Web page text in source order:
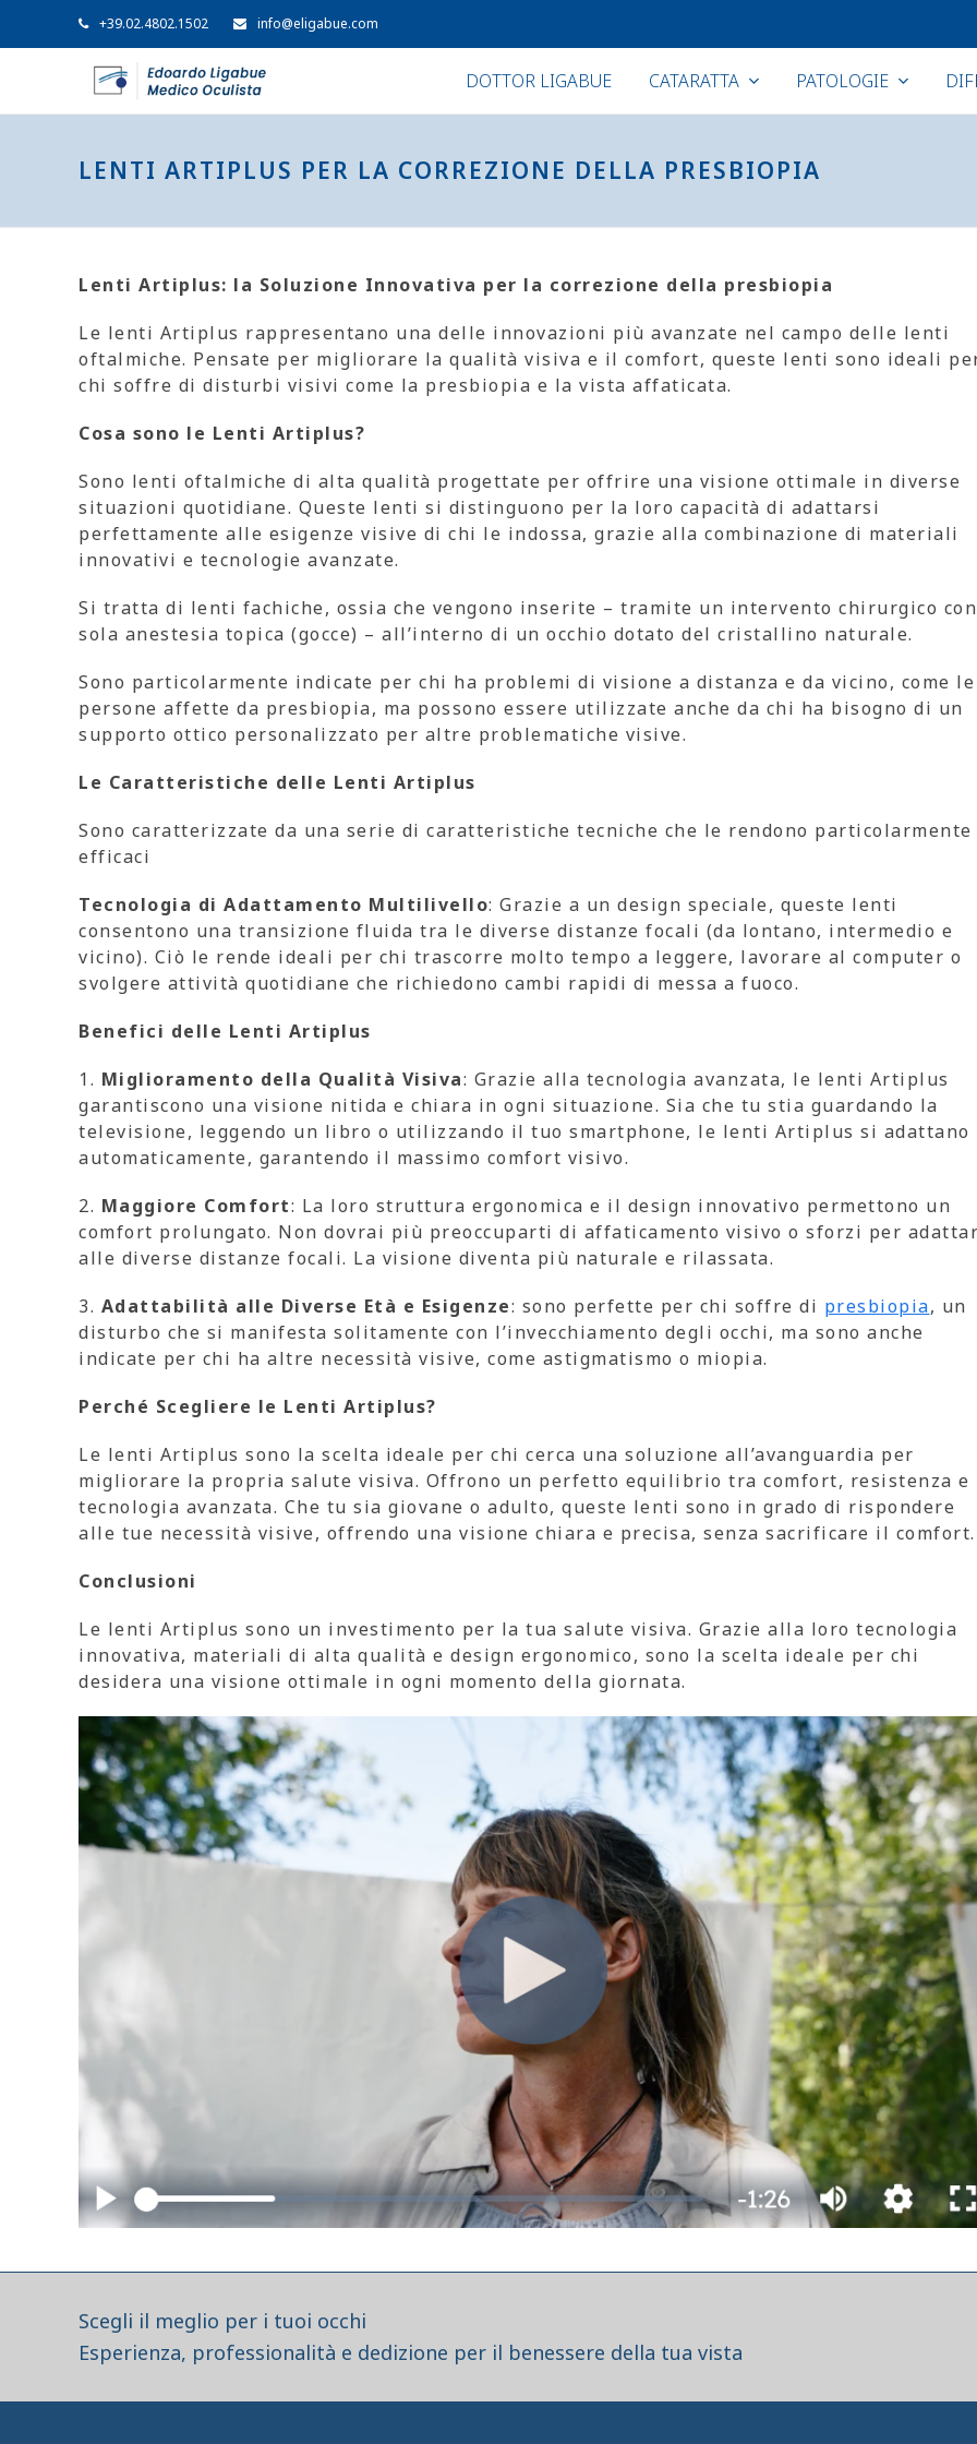
+39.02.4802.1502 info@eligabue.com
DOTTOR LIGABUE CATARATTA PATOLOGIE
LENTI ARTIPLUS PER LA CORREZIONE DELLA PRESBIOPIA
Lenti Artiplus: la Soluzione Innovativa per la correzione della presbiopia
Le lenti Artiplus rappresentano una delle innovazioni più avanzate nel campo delle lenti
oftalmiche. Pensate per migliorare la qualità visiva e il comfort, queste lenti sono ideali
chi soffre di disturbi visivi come la presbiopia e la vista affaticata.
Cosa sono le Lenti Artiplus?
Sono lenti oftalmiche di alta qualità progettate per offrire una visione ottimale in diverse
situazioni quotidiane. Queste lenti si distinguono per la loro capacità di adattarsi
perfettamente alle esigenze visive di chi le indossa, grazie alla combinazione di materiali
innovativi e tecnologie avanzate.
Si tratta di lenti fachiche, ossia che vengono inserite – tramite un intervento chirurgico con
sola anestesia topica (gocce) – all’interno di un occhio dotato del cristallino naturale.
Sono particolarmente indicate per chi ha problemi di visione a distanza e da vicino, come le
persone affette da presbiopia, ma possono essere utilizzate anche da chi ha bisogno di un
supporto ottico personalizzato per altre problematiche visive.
Le Caratteristiche delle Lenti Artiplus
Sono caratterizzate da una serie di caratteristiche tecniche che le rendono particolarmente
efficaci
Tecnologia di Adattamento Multilivello: Grazie a un design speciale, queste lenti
consentono una transizione fluida tra le diverse distanze focali (da lontano, intermedio e
vicino). Ciò le rende ideali per chi trascorre molto tempo a leggere, lavorare al computer o
svolgere attività quotidiane che richiedono cambi rapidi di messa a fuoco.
Benefici delle Lenti Artiplus
1. Miglioramento della Qualità Visiva: Grazie alla tecnologia avanzata, le lenti Artiplus
garantiscono una visione nitida e chiara in ogni situazione. Sia che tu stia guardando la
televisione, leggendo un libro o utilizzando il tuo smartphone, le lenti Artiplus si adattano
automaticamente, garantendo il massimo comfort visivo.
2. Maggiore Comfort: La loro struttura ergonomica e il design innovativo permettono un
comfort prolungato. Non dovrai più preoccuparti di affaticamento visivo o sforzi per
alle diverse distanze focali. La visione diventa più naturale e rilassata.
3. Adattabilità alle Diverse Età e Esigenze: sono perfette per chi soffre di presbiopia, un
disturbo che si manifesta solitamente con l’invecchiamento degli occhi, ma sono anche
indicate per chi ha altre necessità visive, come astigmatismo o miopia.
Perché Scegliere le Lenti Artiplus?
Le lenti Artiplus sono la scelta ideale per chi cerca una soluzione all’avanguardia per
migliorare la propria salute visiva. Offrono un perfetto equilibrio tra comfort, resistenza e
tecnologia avanzata. Che tu sia giovane o adulto, queste lenti sono in grado di rispondere
alle tue necessità visive, offrendo una visione chiara e precisa, senza sacrificare il comfort.
Conclusioni
Le lenti Artiplus sono un investimento per la tua salute visiva. Grazie alla loro tecnologia
innovativa, materiali di alta qualità e design ergonomico, sono la scelta ideale per chi
desidera una visione ottimale in ogni momento della giornata.
Scegli il meglio per i tuoi occhi
Esperienza, professionalità e dedizione per il benessere della tua vista